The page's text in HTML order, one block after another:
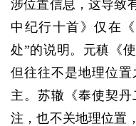
涉位置信息，这导致
中纪行十首》仅在
处”的说明。元稹《
但往往不是地理位
主。苏辙《奉使契
注，也不关地理位置